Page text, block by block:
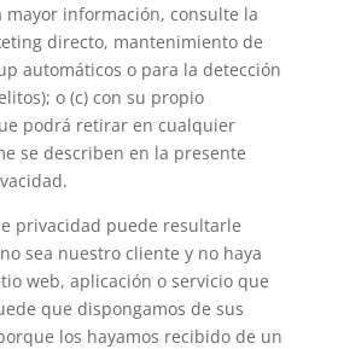
información, consulte la
directo, mantenimiento de
automáticos o para la detección
o (c) con su propio
podrá retirar en cualquier
se describen en la presente
privacidad puede resultarle
sea nuestro cliente y no haya
web, aplicación o servicio que
que dispongamos de sus
los hayamos recibido de un